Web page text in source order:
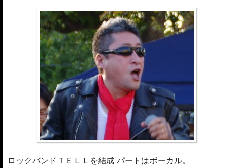
ロックバンドＴＥＬＬを結成 パートはボーカル。